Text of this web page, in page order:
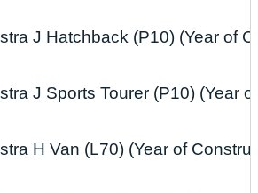
J Hatchback (P10) (Year of
J Sports Tourer (P10) (Year
H Van (L70) (Year of